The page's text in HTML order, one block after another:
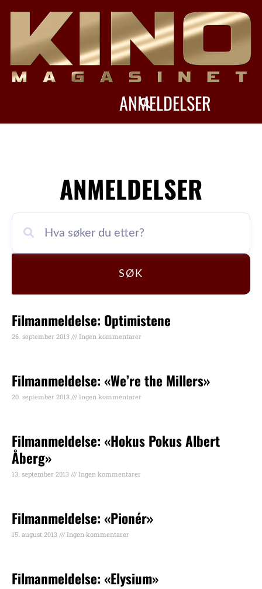
ANMELDELSER
ANMELDELSER
SØK
Filmanmeldelse: Optimistene
26. september 2013 Ingen kommentarer
Filmanmeldelse: «We’re the Millers»
20. september 2013 Ingen kommentarer
Filmanmeldelse: «Hokus Pokus Albert
Åberg»
13. september 2013 Ingen kommentarer
Filmanmeldelse: «Pionér»
15. august 2013 Ingen kommentarer
Filmanmeldelse: «Elysium»